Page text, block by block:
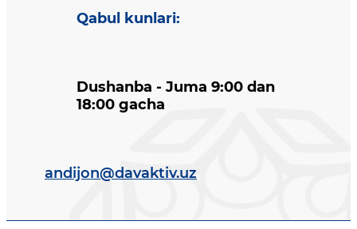
Qabul kunlari:
Dushanba - Juma 9:00 dan
18:00 gacha
andijon@davaktiv.uz